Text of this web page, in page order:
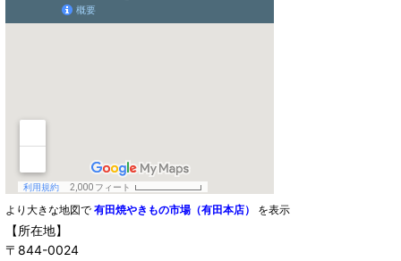
より大きな地図で 有田焼やきもの市場（有田本店） を表示
【所在地】
〒844-0024